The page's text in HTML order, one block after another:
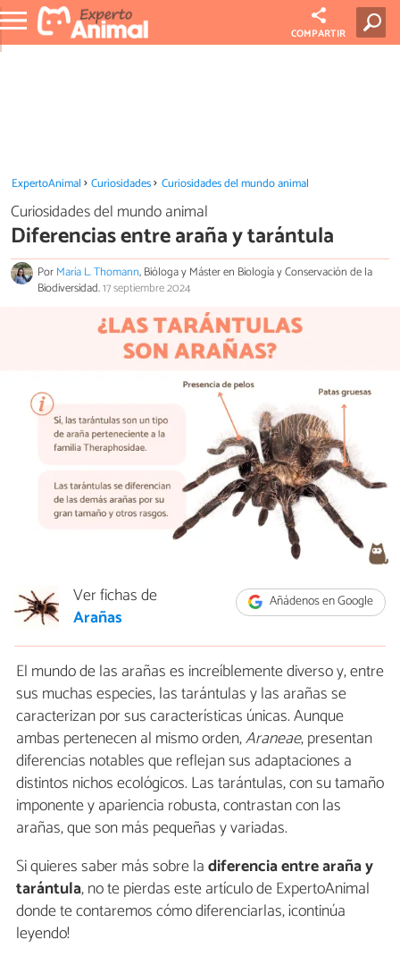
COMPARTIR
ExpertoAnimal Curiosidades Curiosidades del mundo animal
Curiosidades del mundo animal
Diferencias entre araña y tarántula
PorMaría L. Thomann, Bióloga y Máster en Biología y Conservación de la
Biodiversidad.17 septiembre 2024
Añádenos en Google
Ver fichas de
Arañas
El mundo de las arañas es increíblemente diverso y, entre
sus muchas especies, las tarántulas y las arañas se
caracterizan por sus características únicas. Aunque
ambas pertenecen al mismo orden,Araneae, presentan
diferencias notables que reflejan sus adaptaciones a
distintos nichos ecológicos. Las tarántulas, con su tamaño
imponente y apariencia robusta, contrastan con las
arañas, que son más pequeñas y variadas.
Si quieres saber más sobre ladiferencia entre araña y
tarántula, no te pierdas este artículo de ExpertoAnimal
donde te contaremos cómo diferenciarlas, ¡continúa
leyendo!